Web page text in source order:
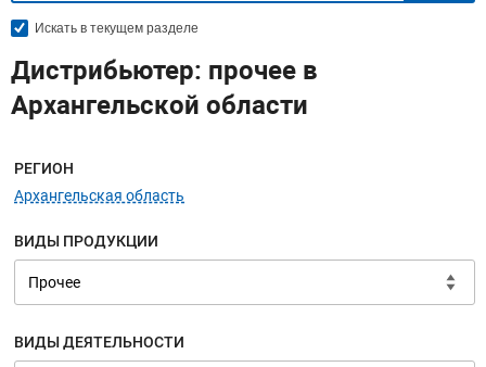
Искать в текущем разделе
Дистрибьютер: прочее в
Архангельской области
Меню навигации
РЕГИОН
Архангельская область
ВИДЫ ПРОДУКЦИИ
ВИДЫ ДЕЯТЕЛЬНОСТИ